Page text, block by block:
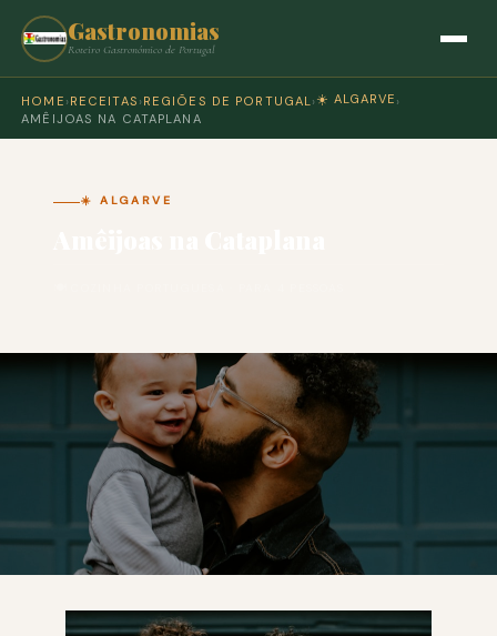
Gastronomias
Roteiro Gastronómico de Portugal
HOME › RECEITAS › REGIÕES DE PORTUGAL › ☀️ ALGARVE ›
AMÊIJOAS NA CATAPLANA
☀️ ALGARVE